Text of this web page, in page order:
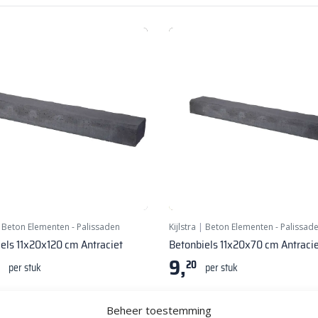
Beheer toestemming
Beton Elementen - Palissaden
11x20x120 cm Antraciet
per stuk
Kijlstra | Beton Elementen -
Betonbiels 11x20x70 cm
9,20 per stuk